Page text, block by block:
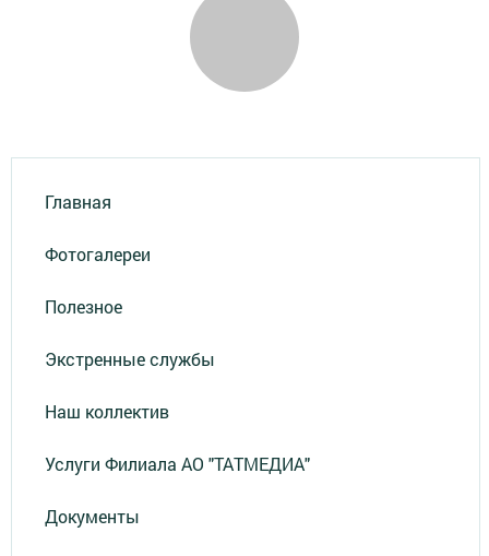
Главная
Фотогалереи
Полезное
Экстренные службы
Наш коллектив
Услуги Филиала АО "ТАТМЕДИА"
Документы